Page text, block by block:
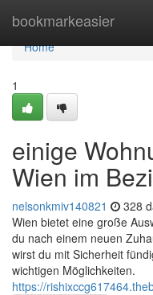
bookmarkeasier
Home
Home
1
einige
Wien im
nelsonkmiv140821 328
Wien bietet eine große
du nach einem neuen
wirst du mit Sicherheit
wichtigen Möglichkeiten.
https://